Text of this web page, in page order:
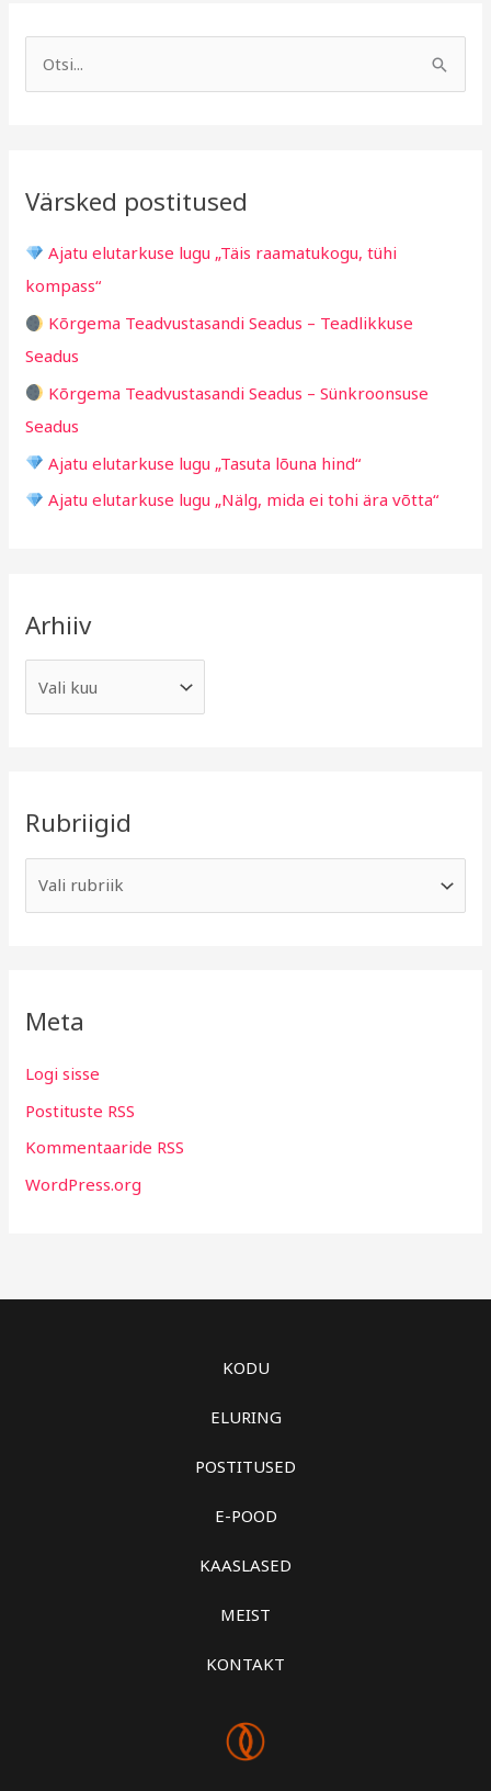
c
o
r
:
Värsked postitused
Ajatu elutarkuse lugu „Täis raamatukogu, tühi
kompass“
Kõrgema Teadvustasandi Seadus – Teadlikkuse
Seadus
Kõrgema Teadvustasandi Seadus – Sünkroonsuse
Seadus
Ajatu elutarkuse lugu „Tasuta lõuna hind“
Ajatu elutarkuse lugu „Nälg, mida ei tohi ära võtta“
Arhiiv
Rubriigid
g
i
d
Meta
Logi sisse
Postituste RSS
Kommentaaride RSS
WordPress.org
KODU
ELURING
POSTITUSED
E-POOD
KAASLASED
MEIST
KONTAKT